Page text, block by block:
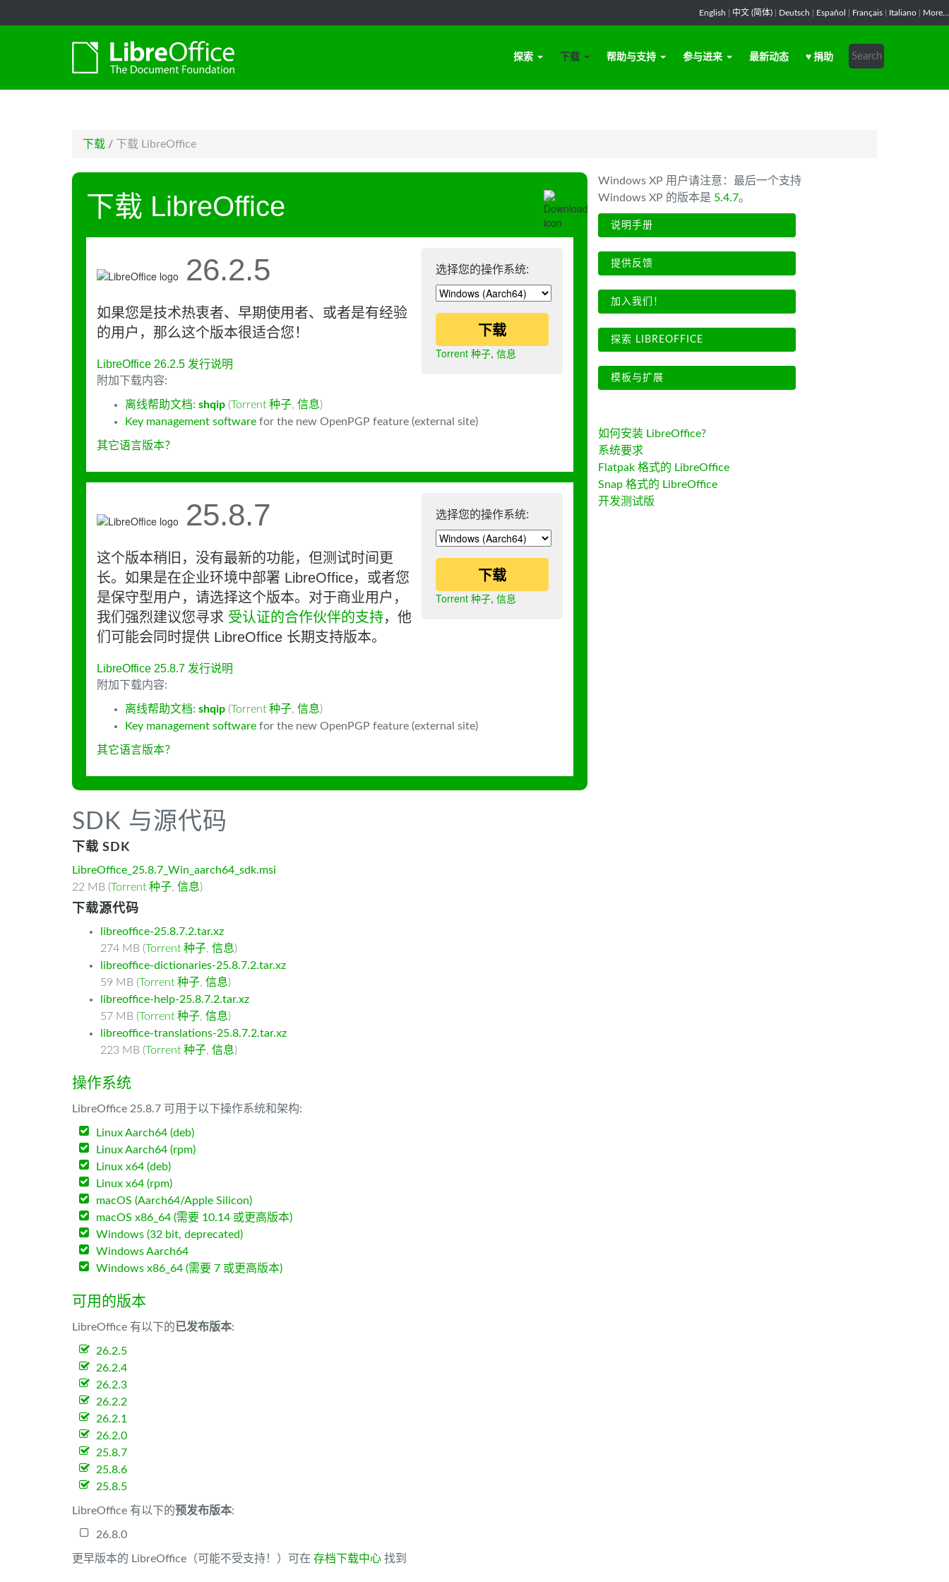
English 中文 (简体) Deutsch Español Français Italiano More...
探索 下载 帮助与支持 参与进来 最新动态 ♥ 捐助
下载 / 下载 LibreOffice
下载 LibreOffice
选择您的操作系统:
下载
Torrent 种子, 信息
26.2.5
如果您是技术热衷者、早期使用者、或者是有经验
的用户，那么这个版本很适合您！
LibreOffice 26.2.5 发行说明
附加下载内容:
离线帮助文档: shqip (Torrent 种子, 信息)
Key management software for the new OpenPGP feature (external site)
其它语言版本？
选择您的操作系统:
下载
Torrent 种子, 信息
25.8.7
这个版本稍旧，没有最新的功能，但测试时间更
长。如果是在企业环境中部署 LibreOffice，或者您
是保守型用户，请选择这个版本。对于商业用户，
我们强烈建议您寻求 受认证的合作伙伴的支持，他
们可能会同时提供 LibreOffice 长期支持版本。
LibreOffice 25.8.7 发行说明
附加下载内容:
离线帮助文档: shqip (Torrent 种子, 信息)
Key management software for the new OpenPGP feature (external site)
其它语言版本？
SDK 与源代码
下载 SDK
LibreOffice_25.8.7_Win_aarch64_sdk.msi
22 MB (Torrent 种子, 信息)
下载源代码
libreoffice-25.8.7.2.tar.xz
274 MB (Torrent 种子, 信息)
libreoffice-dictionaries-25.8.7.2.tar.xz
59 MB (Torrent 种子, 信息)
libreoffice-help-25.8.7.2.tar.xz
57 MB (Torrent 种子, 信息)
libreoffice-translations-25.8.7.2.tar.xz
223 MB (Torrent 种子, 信息)
操作系统
LibreOffice 25.8.7 可用于以下操作系统和架构:
Linux Aarch64 (deb)
Linux Aarch64 (rpm)
Linux x64 (deb)
Linux x64 (rpm)
macOS (Aarch64/Apple Silicon)
macOS x86_64 (需要 10.14 或更高版本)
Windows (32 bit, deprecated)
Windows Aarch64
Windows x86_64 (需要 7 或更高版本)
可用的版本
LibreOffice 有以下的已发布版本:
26.2.5
26.2.4
26.2.3
26.2.2
26.2.1
26.2.0
25.8.7
25.8.6
25.8.5
LibreOffice 有以下的预发布版本:
26.8.0
更早版本的 LibreOffice（可能不受支持！）可在 存档下载中心 找到
Windows XP 用户请注意：最后一个支持
Windows XP 的版本是 5.4.7。
说明手册
提供反馈
加入我们！
探索 LIBREOFFICE
模板与扩展
如何安装 LibreOffice?
系统要求
Flatpak 格式的 LibreOffice
Snap 格式的 LibreOffice
开发测试版